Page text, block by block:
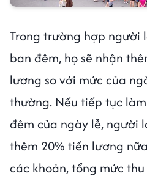
Trong trường hợp người
ban đêm, họ sẽ nhận
lương so với mức của
thường. Nếu tiếp tục
đêm của ngày lễ, người
thêm 20% tiền lương
các khoản, tổng mức